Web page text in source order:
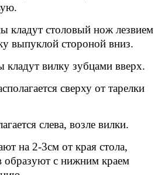
кладут столовый нож лезвием
выпуклой стороной вниз.
кладут вилку зубцами вверх.
сверху от тарелки
слева, возле вилки.
на 2-3см от края стола,
образуют с нижним краем